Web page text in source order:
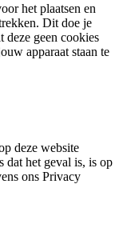
het plaatsen en
Dit doe je
deze geen cookies
apparaat staan te
deze website
dat het geval is, is op
ons Privacy